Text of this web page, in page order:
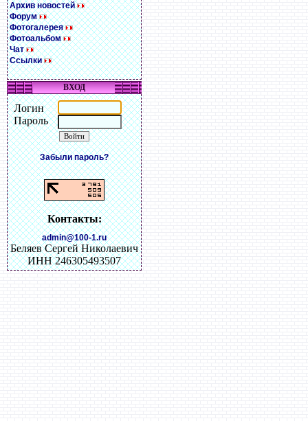
Архив новостей
Форум
Фотогалерея
Фотоальбом
Чат
Ссылки
ВХОД
Логин
Пароль
Забыли пароль?
Контакты:
admin@100-1.ru
Беляев Сергей Николаевич
ИНН 246305493507